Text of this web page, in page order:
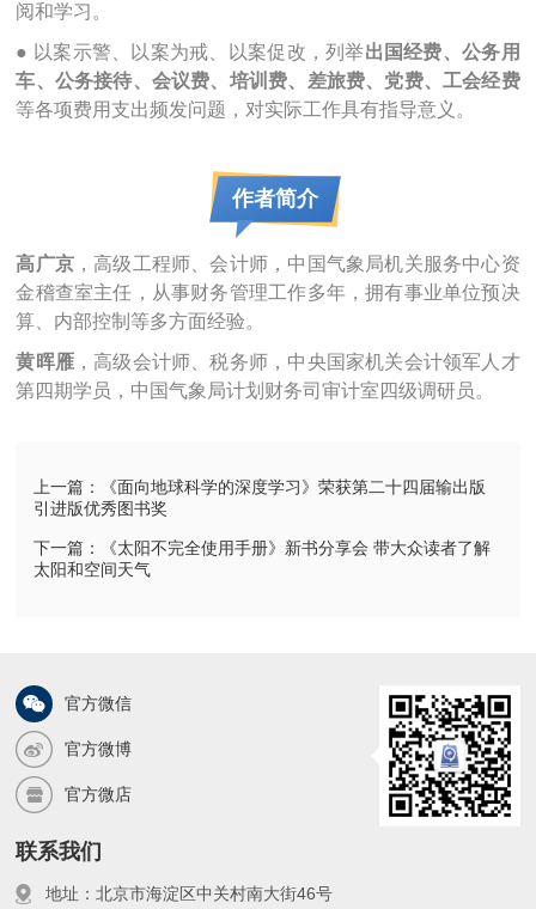
阅和学习。
● 以案示警、以案为戒、以案促改，列举出国经费、公务用
车、公务接待、会议费、培训费、差旅费、党费、工会经费
等各项费用支出频发问题，对实际工作具有指导意义。
作者简介
高广京 ，高级工程师、会计师，中国气象局机关服务中心资
金稽查室主任，从事财务管理工作多年，拥有事业单位预决
算、内部控制等多方面经验。
黄晖雁 ，高级会计师、税务师，中央国家机关会计领军人才
第四期学员，中国气象局计划财务司审计室四级调研员。
上一篇：《面向地球科学的深度学习》荣获第二十四届输出版
引进版优秀图书奖
下一篇：《太阳不完全使用手册》新书分享会 带大众读者了解
太阳和空间天气
官方微信
官方微博
官方微店
联系我们
地址：北京市海淀区中关村南大街46号